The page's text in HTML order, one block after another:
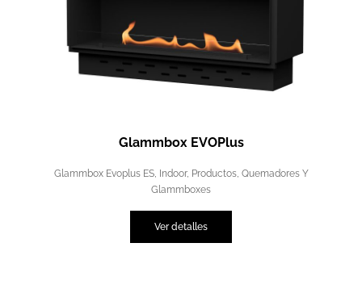
Glammbox EVOPlus
Glammbox Evoplus ES, Indoor, Productos, Quemadores Y
Glammboxes
Ver detalles